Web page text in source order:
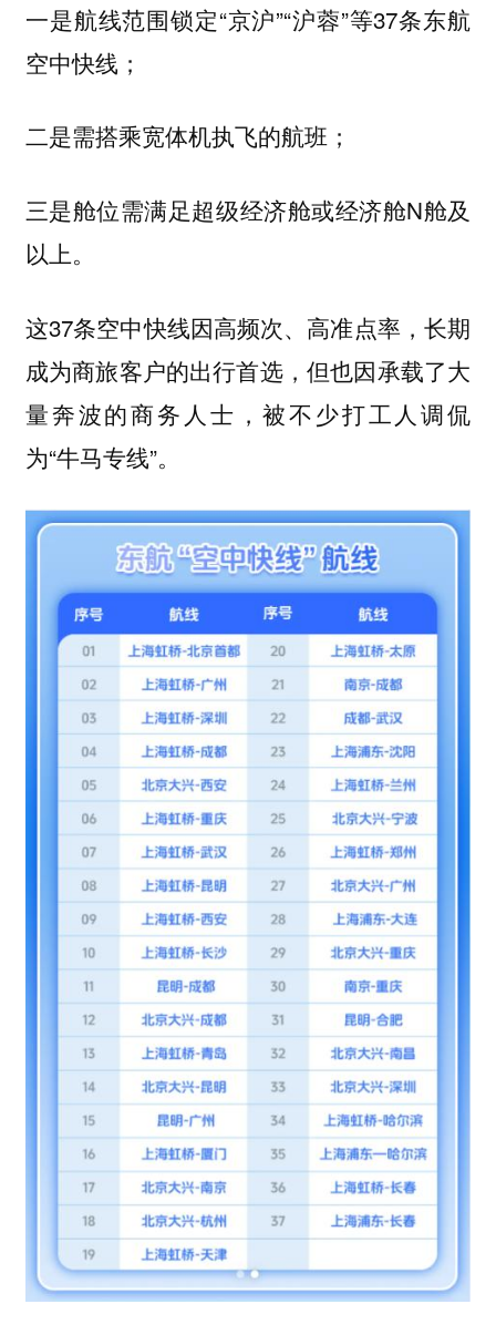
一是航线范围锁定“京沪”“沪蓉”等37条东航
空中快线；
二是需搭乘宽体机执飞的航班；
三是舱位需满足超级经济舱或经济舱N舱及
以上。
这37条空中快线因高频次、高准点率，长期
成为商旅客户的出行首选，但也因承载了大
量奔波的商务人士，被不少打工人调侃
为“牛马专线”。